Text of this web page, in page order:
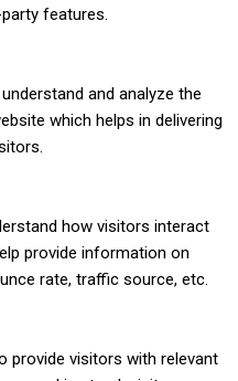
features.
and analyze the
which helps in delivering
how visitors interact
provide information on
rate, traffic source, etc.
provide visitors with relevant